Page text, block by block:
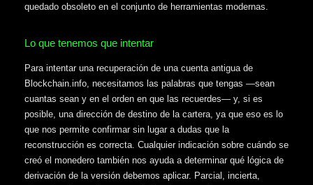
quedado obsoleto en el conjunto de herramientas modernas.
Lo que tenemos que intentar
Para intentar una recuperación de una cuenta antigua de
Blockchain.info, necesitamos las palabras que tengas —sean
cuantas sean y en el orden en que las recuerdes— y, si es
posible, una dirección de destino de la cartera, ya que eso es lo
que nos permite confirmar sin lugar a dudas que la
reconstrucción es correcta. Cualquier indicación sobre cuándo se
creó el monedero también nos ayuda a determinar qué lógica de
derivación de la versión debemos aplicar. Parcial, incierta,